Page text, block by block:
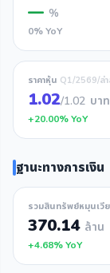
— %
0% YoY
ราคาหุ้น Q1/2569/ล่
1.02/1.02 บาท
+20.00% YoY
ฐานะทางการเงิน
รวมสินทรัพย์หมุนเวี
370.14 ล้าน
+4.68% YoY